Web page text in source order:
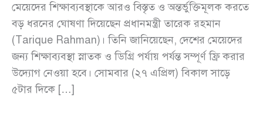
মেয়েদের শিক্ষাব্যবস্থাকে আরও বিস্তৃত ও অন্তর্ভুক্তিমূলক করতে
বড় ধরনের ঘোষণা দিয়েছেন প্রধানমন্ত্রী তারেক রহমান
(Tarique Rahman)। তিনি জানিয়েছেন, দেশের মেয়েদের
জন্য শিক্ষাব্যবস্থা স্নাতক ও ডিগ্রি পর্যায় পর্যন্ত সম্পূর্ণ ফ্রি করার
উদ্যোগ নেওয়া হবে। সোমবার (২৭ এপ্রিল) বিকাল সাড়ে
৫টার দিকে […]